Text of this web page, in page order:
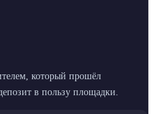
который прошёл
в пользу площадки.